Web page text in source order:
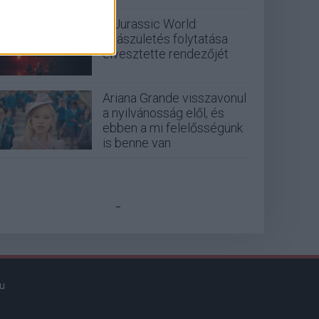
A Jurassic World:
Újjászületés folytatása
elvesztette rendezőjét
Ariana Grande visszavonul
a nyilvánosság elől, és
ebben a mi felelősségünk
is benne van